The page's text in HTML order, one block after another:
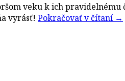
veku k ich pravidelnému
vyrásť! Pokračovať v čítaní →